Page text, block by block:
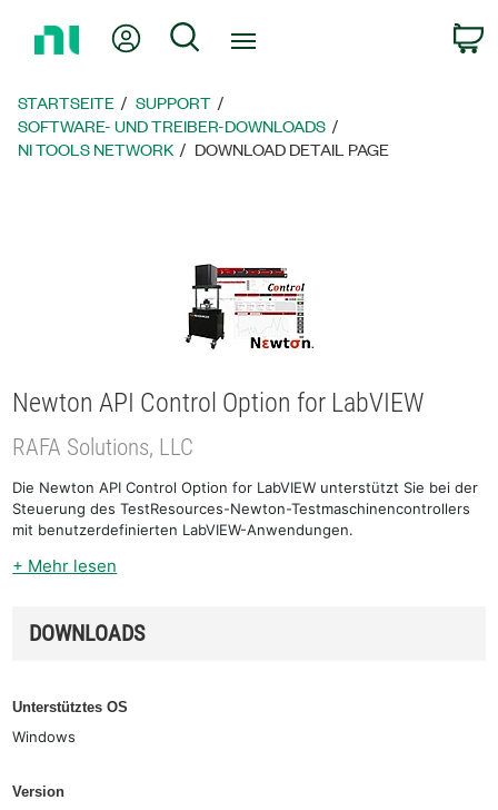
zur
Mein KontoSuche
STARTSEITE
SUPPORT
SOFTWARE- UND TREIBER-DOWNLOADS
NI TOOLS NETWORK
DOWNLOAD DETAIL PAGE
Newton API Control Option for LabVIEW
RAFA Solutions, LLC
Die Newton API Control Option for LabVIEW unterstützt Sie bei der
Steuerung des TestResources-Newton-Testmaschinencontrollers
mit benutzerdefinierten LabVIEW-Anwendungen.
+ Mehr lesen
DOWNLOADS
Unterstütztes OS
Windows
Version